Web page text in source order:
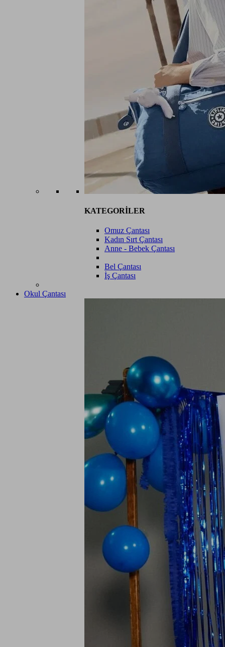
KATEGORİLER
Omuz Çantası
Kadın Sırt Çantası
Anne - Bebek Çantası
Bel Çantası
İş Çantası
Okul Çantası